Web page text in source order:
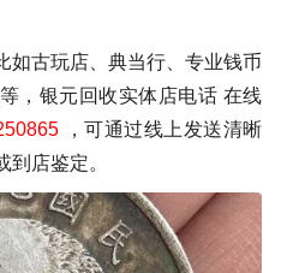
如古玩店、典当行、专业钱币
，银元回收实体店电话 在线
，可通过线上发送清晰
到店鉴定。